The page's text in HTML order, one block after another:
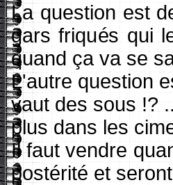
La question est
gars friqués qui
quand ça va se
L'autre question
vaut des sous !?
plus dans les
Il faut vendre
postérité et